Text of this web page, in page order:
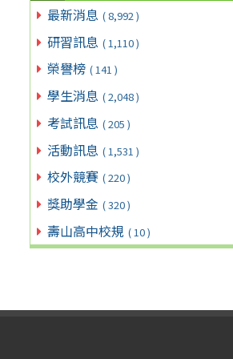
最新消息 ( 8,992 )
研習訊息 ( 1,110 )
榮譽榜 ( 141 )
學生消息 ( 2,048 )
考試訊息 ( 205 )
活動訊息 ( 1,531 )
校外競賽 ( 220 )
獎助學金 ( 320 )
壽山高中校規 ( 10 )